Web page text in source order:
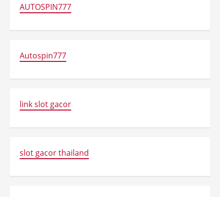
AUTOSPIN777
Autospin777
link slot gacor
slot gacor thailand